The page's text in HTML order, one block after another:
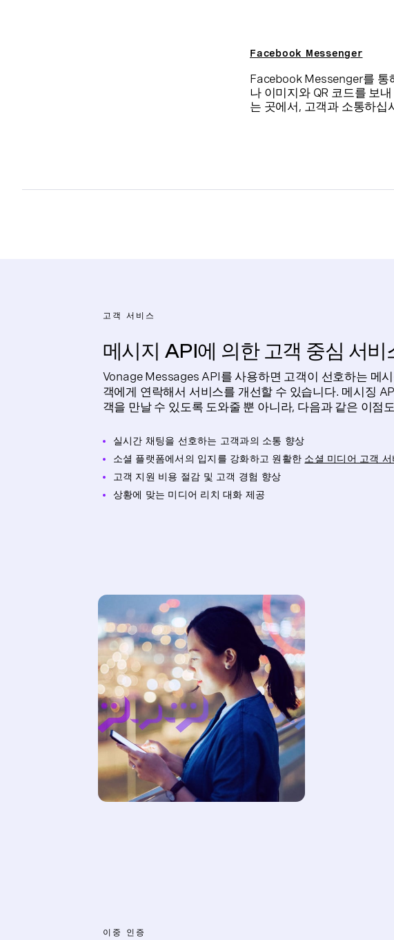
Facebook Messenger
Facebook Messenger를 통
나 이미지와 QR 코드를 보
는 곳에서, 고객과 소통하십
고객 서비스
메시지 API에 의한 고객 중심 서비
Vonage Messages API를 사용하면 고객이 선호하는 메
객에게 연락해서 서비스를 개선할 수 있습니다. 메시징
객을 만날 수 있도록 도와줄 뿐 아니라, 다음과 같은 이점
실시간 채팅을 선호하는 고객과의 소통 향상
소셜 플랫폼에서의 입지를 강화하고 원활한 소셜 미디어 고객 서
고객 지원 비용 절감 및 고객 경험 향상
상황에 맞는 미디어 리치 대화 제공
이중 인증